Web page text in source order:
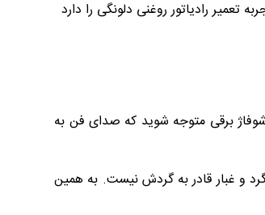
رادیاتور روغنی دلونگی را دارد
برقی متوجه شوید که صدای فن به
و غبار قادر به گردش نیست. به همین